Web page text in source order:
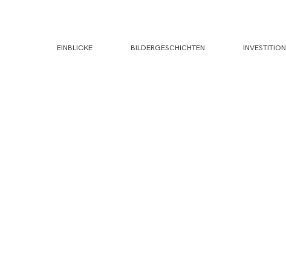
EINBLICKE BILDERGESCHICHTEN INVESTITION